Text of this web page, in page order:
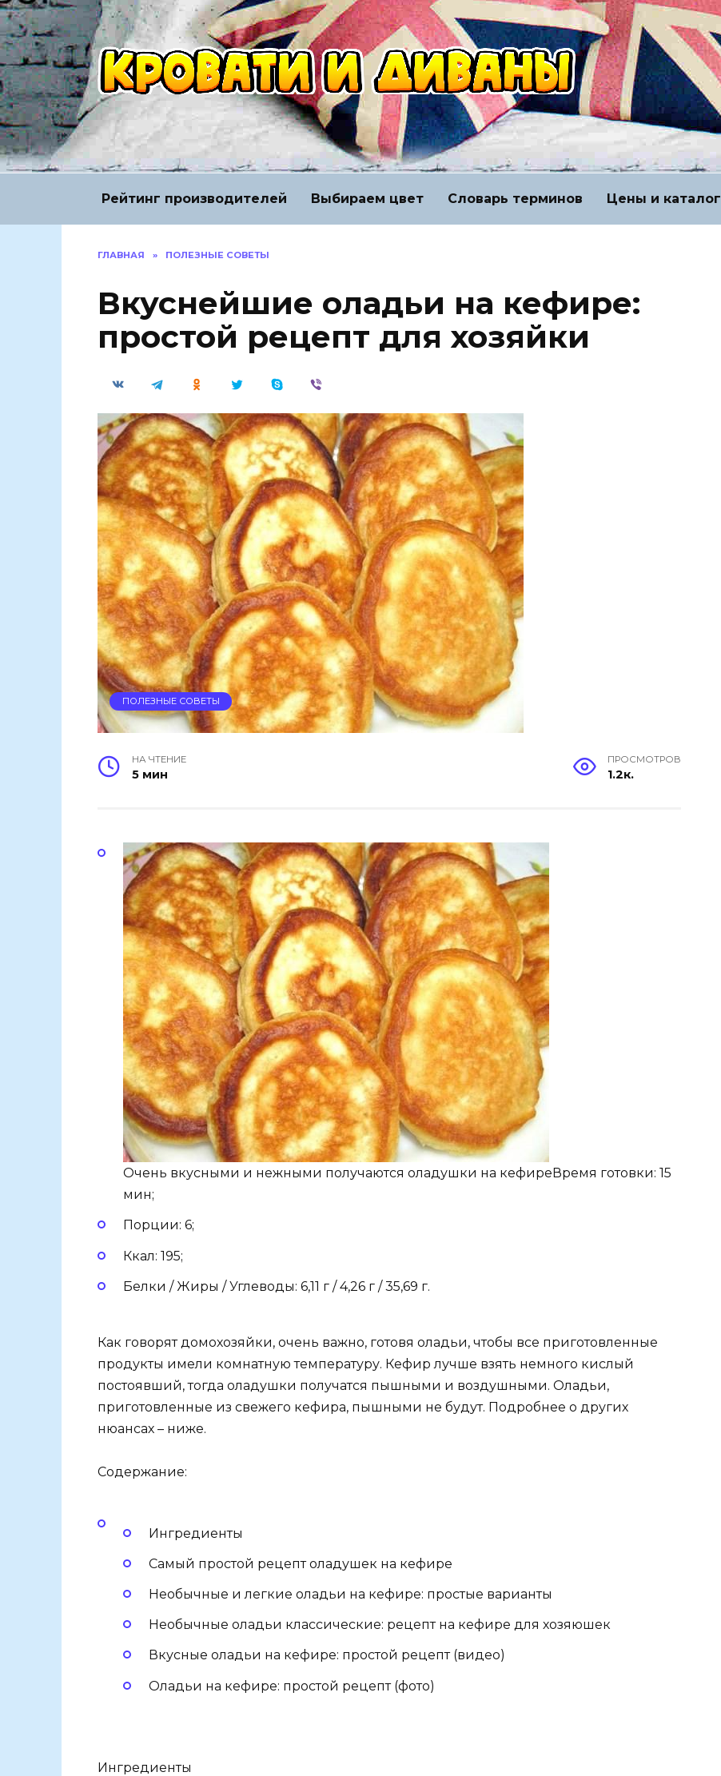
Перейти
к
содержанию
Рейтинг производителей Выбираем цвет Словарь терминов Цены и каталог
ГЛАВНАЯ » ПОЛЕЗНЫЕ СОВЕТЫ
Вкуснейшие оладьи на кефире:
простой рецепт для хозяйки
ПОЛЕЗНЫЕ СОВЕТЫ
НА ЧТЕНИЕ
5 мин
ПРОСМОТРОВ
1.2к.
Очень вкусными и нежными получаются оладушки на кефиреВремя готовки: 15
мин;
Порции: 6;
Ккал: 195;
Белки / Жиры / Углеводы: 6,11 г / 4,26 г / 35,69 г.
Как говорят домохозяйки, очень важно, готовя оладьи, чтобы все приготовленные
продукты имели комнатную температуру. Кефир лучше взять немного кислый
постоявший, тогда оладушки получатся пышными и воздушными. Оладьи,
приготовленные из свежего кефира, пышными не будут. Подробнее о других
нюансах – ниже.
Содержание:
Ингредиенты
Самый простой рецепт оладушек на кефире
Необычные и легкие оладьи на кефире: простые варианты
Необычные оладьи классические: рецепт на кефире для хозяюшек
Вкусные оладьи на кефире: простой рецепт (видео)
Оладьи на кефире: простой рецепт (фото)
Ингредиенты